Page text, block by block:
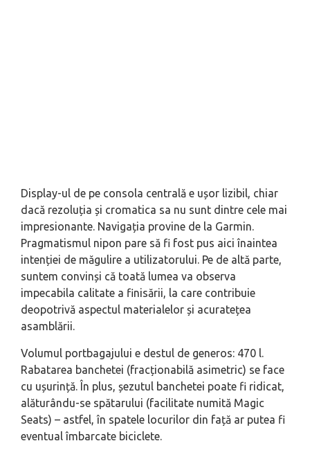
Display-ul de pe consola centrală e ușor lizibil, chiar
dacă rezoluția și cromatica sa nu sunt dintre cele mai
impresionante. Navigația provine de la Garmin.
Pragmatismul nipon pare să fi fost pus aici înaintea
intenției de măgulire a utilizatorului. Pe de altă parte,
suntem convinși că toată lumea va observa
impecabila calitate a finisării, la care contribuie
deopotrivă aspectul materialelor și acuratețea
asamblării.
Volumul portbagajului e destul de generos: 470 l.
Rabatarea banchetei (fracționabilă asimetric) se face
cu ușurință. În plus, șezutul banchetei poate fi ridicat,
alăturându-se spătarului (facilitate numită Magic
Seats) – astfel, în spatele locurilor din față ar putea fi
eventual îmbarcate biciclete.